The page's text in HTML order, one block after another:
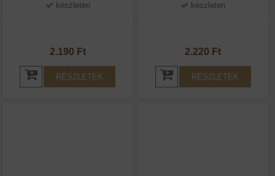
készleten
2.190 Ft
RÉSZLETEK
készleten
2.220 Ft
RÉSZLETEK